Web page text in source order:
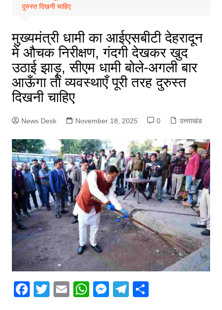
दुरुस्त दिखनी चाहिए
मुख्यमंत्री धामी का आईएसबीटी देहरादून
में औचक निरीक्षण, गंदगी देखकर खुद
उठाई झाड़ू, सीएम धामी बोले-अगली बार
आऊँगा तो व्यवस्थाएँ पूरी तरह दुरुस्त
दिखनी चाहिए
News Desk November 18, 2025 0 उत्तराखंड
F T E W M T S